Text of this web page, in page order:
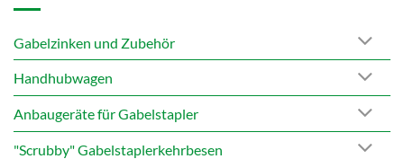
Gabelzinken und Zubehör
Handhubwagen
Anbaugeräte für Gabelstapler
"Scrubby" Gabelstaplerkehrbesen